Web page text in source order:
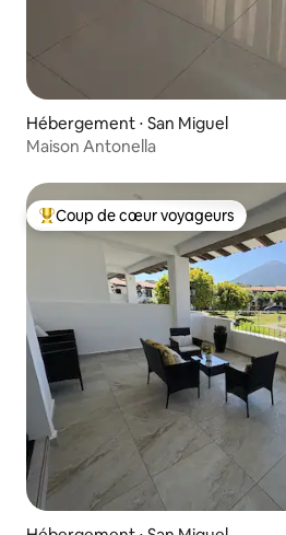
Hébergement ⋅ San Miguel
Maison Antonella
Coups de cœur voyageurs les
Coup de cœur voyageurs